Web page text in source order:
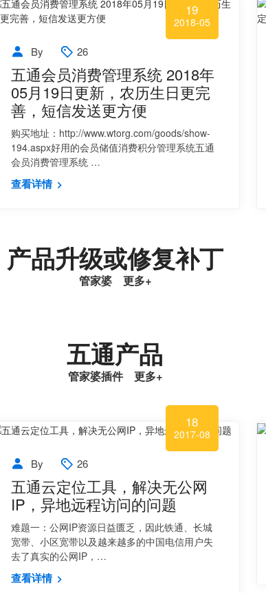
19
2018-05
By 26
五通会员消费管理系统 2018年
05月19日更新，农历生日更完
善，短信发送更方便
购买地址：http://www.wtorg.com/goods/show-
194.aspx好用的会员储值消费积分管理系统五通
会员消费管理系统 …
查看详情
产品升级或修复补丁
管家婆 更多+
五通产品
管家婆插件 更多+
18
2017-08
By 26
五通云定位工具，解决无公网
IP，异地远程访问的问题
难题一：公网IP资源日益匮乏，因此铁通、长城
宽带、小区宽带以及越来越多的中国电信用户失
去了真实的公网IP，…
查看详情